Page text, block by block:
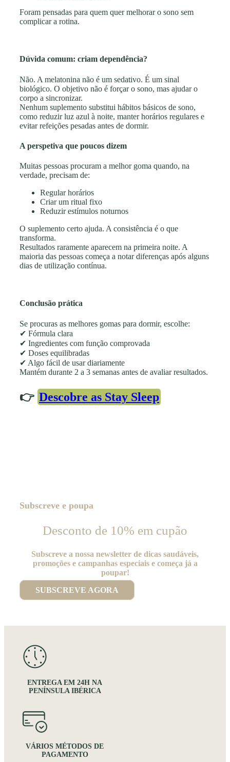
Foram pensadas para quem quer melhorar o sono sem
complicar a rotina.
Dúvida comum: criam dependência?
Não. A melatonina não é um sedativo. É um sinal
biológico. O objetivo não é forçar o sono, mas ajudar o
corpo a sincronizar.
Nenhum suplemento substitui hábitos básicos de sono,
como reduzir luz azul à noite, manter horários regulares e
evitar refeições pesadas antes de dormir.
A perspetiva que poucos dizem
Muitas pessoas procuram a melhor goma quando, na
verdade, precisam de:
Regular horários
Criar um ritual fixo
Reduzir estímulos noturnos
O suplemento certo ajuda. A consistência é o que
transforma.
Resultados raramente aparecem na primeira noite. A
maioria das pessoas começa a notar diferenças após alguns
dias de utilização contínua.
Conclusão prática
Se procuras as melhores gomas para dormir, escolhe:
✔ Fórmula clara
✔ Ingredientes com função comprovada
✔ Doses equilibradas
✔ Algo fácil de usar diariamente
Mantém durante 2 a 3 semanas antes de avaliar resultados.
👉 Descobre as Stay Sleep
Subscreve e poupa
Desconto de 10% em cupão
Subscreve a nossa newsletter de dicas saudáveis,
promoções e campanhas especiais e começa já a
poupar!
SUBSCREVE AGORA
ENTREGA EM 24H NA
PENÍNSULA IBÉRICA
VÁRIOS MÉTODOS DE
PAGAMENTO